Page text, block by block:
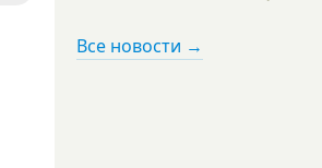
Все новости →